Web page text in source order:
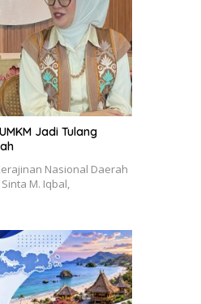
Jadi Tulang
Nasional Daerah
M. Iqbal,